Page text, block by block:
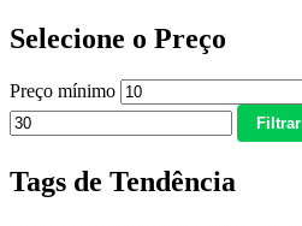
Selecione o Preço
Preço mínimo
Filtrar
Tags de Tendência